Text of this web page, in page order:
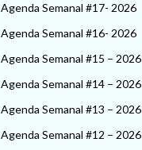
Agenda Semanal #17- 2026
Agenda Semanal #16- 2026
Agenda Semanal #15 – 2026
Agenda Semanal #14 – 2026
Agenda Semanal #13 – 2026
Agenda Semanal #12 – 2026